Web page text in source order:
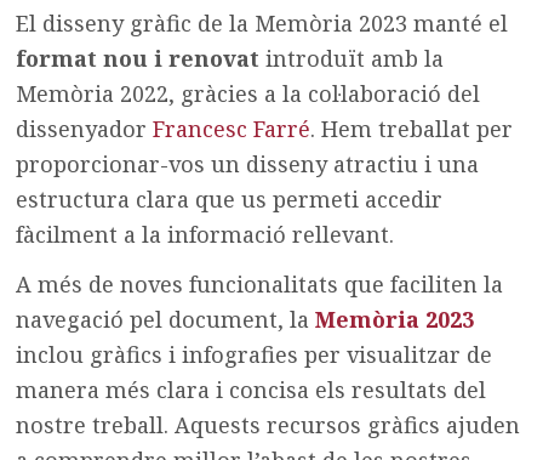
El disseny gràfic de la Memòria 2023 manté el
format nou i renovat introduït amb la
Memòria 2022, gràcies a la col·laboració del
dissenyadorFrancesc Farré. Hem treballat per
proporcionar-vos un disseny atractiu i una
estructura clara que us permeti accedir
fàcilment a la informació rellevant.
A més de noves funcionalitats que faciliten la
navegació pel document, laMemòria 2023
inclou gràfics i infografies per visualitzar de
manera més clara i concisa els resultats del
nostre treball. Aquests recursos gràfics ajuden